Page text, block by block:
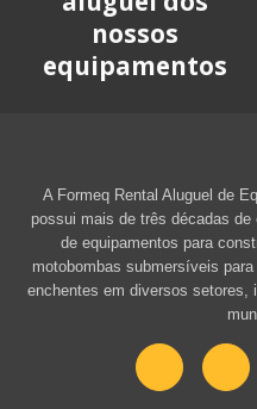
nossos
equipamentos
A Formeq Rental Aluguel de
possui mais de três décadas de
de equipamentos para
motobombas submersíveis
enchentes em diversos setores,